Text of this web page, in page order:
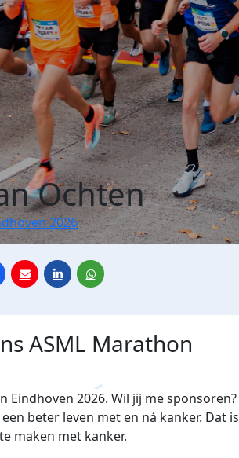
Ochten
2026
ASML Marathon
2026. Wil jij me sponsoren?
beter leven met en ná kanker. Dat is
maken met kanker.